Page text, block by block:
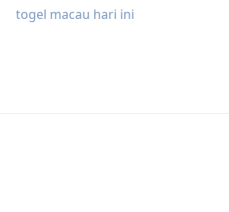
togel macau hari ini